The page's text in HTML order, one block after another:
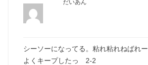
だいあん
シーソーになってる。粘れ粘れねばれー
よくキープしたっ 2-2